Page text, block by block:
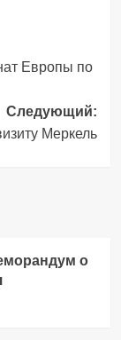
Европы по
Следующий:
Меркель
о